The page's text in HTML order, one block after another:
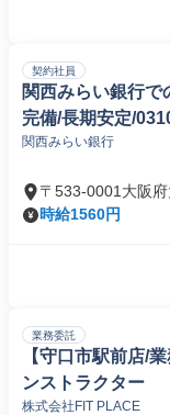
契約社員
関西みらい銀行
完備/長期安定/
関西みらい銀行
〒533-0001大阪
時給1560円
業務委託
【守口市駅前店/
ンストラクター
株式会社FIT PLACE